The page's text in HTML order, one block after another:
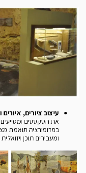
עיצוב ציורים, איורים
את הטקסטים ומסייעים
בפרופורציה תואמת
ומעבירים תוכן